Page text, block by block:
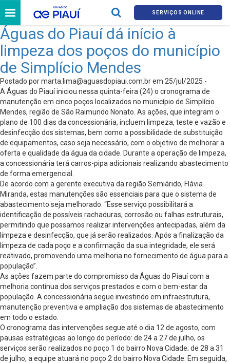
SERVIÇOS ONLINE
Águas do Piauí dá início à
limpeza dos poços do município
de Simplício Mendes
Postado pormarta.lima@aguasdopiaui.com.brem 25/jul/2025 -
A Águas do Piauí iniciou nessa quinta-feira (24) o cronograma de
manutenção em cinco poços localizados no município de Simplício
Mendes, região de São Raimundo Nonato. As ações, que integram o
plano de 100 dias da concessionária, incluem limpeza, teste e vazão e
desinfecção dos sistemas, bem como a possibilidade de substituição
de equipamentos, caso seja necessário, com o objetivo de melhorar a
oferta e qualidade da água da cidade. Durante a operação de limpeza,
a concessionária terá carros-pipa adicionais realizando abastecimento
de forma emergencial.
De acordo com a gerente executiva da região Semiárido, Flávia
Miranda, estas manutenções são essenciais para que o sistema de
abastecimento seja melhorado. “Esse serviço possibilitará a
identificação de possíveis rachaduras, corrosão ou falhas estruturais,
permitindo que possamos realizar intervenções antecipadas, além da
limpeza e desinfecção, que já serão realizados. Após a finalização da
limpeza de cada poço e a confirmação da sua integridade, ele será
reativado, promovendo uma melhoria no fornecimento de água para a
população”.
As ações fazem parte do compromisso da Águas do Piauí com a
melhoria contínua dos serviços prestados e com o bem-estar da
população. A concessionária segue investindo em infraestrutura,
manutenção preventiva e ampliação dos sistemas de abastecimento
em todo o estado.
O cronograma das intervenções segue até o dia 12 de agosto, com
pausas estratégicas ao longo do período: de 24 a 27 de julho, os
serviços serão realizados no poço 1 do bairro Nova Cidade; de 28 a 31
de julho, a equipe atuará no poço 2 do bairro Nova Cidade. Em seguida,